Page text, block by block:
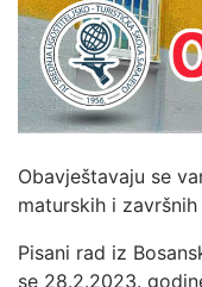
Obavještavaju se
maturskih i
Pisani rad iz
se 28.2.2023.